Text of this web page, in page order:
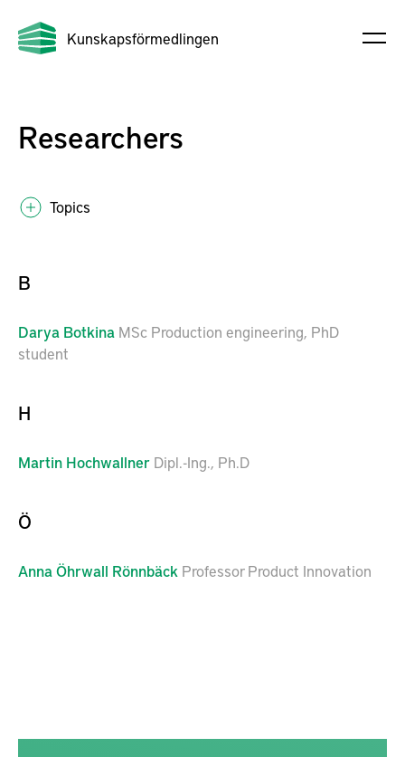
Kunskapsförmedlingen
Researchers
Topics
B
Darya Botkina MSc Production engineering, PhD
student
H
Martin Hochwallner Dipl.-Ing., Ph.D
Ö
AnnaÖhrwall Rönnbäck Professor Product Innovation